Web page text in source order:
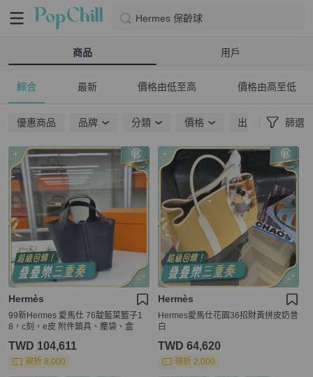
Hermes 保齡球
商品 用戶
綜合 最新 價格由低至高 價格由高至低
優惠商品 品牌 分類 價格 出貨地點 篩選
Hermès
99新Hermes 愛馬仕 76靛藍菜籃子1
8，c刻，e皮 附件鎖具、塵袋、盒
TWD 104,611
現折 8,000
Hermès
Hermes愛馬仕花園36招財黃拼皮奶昔
白
TWD 64,620
現折 2,000